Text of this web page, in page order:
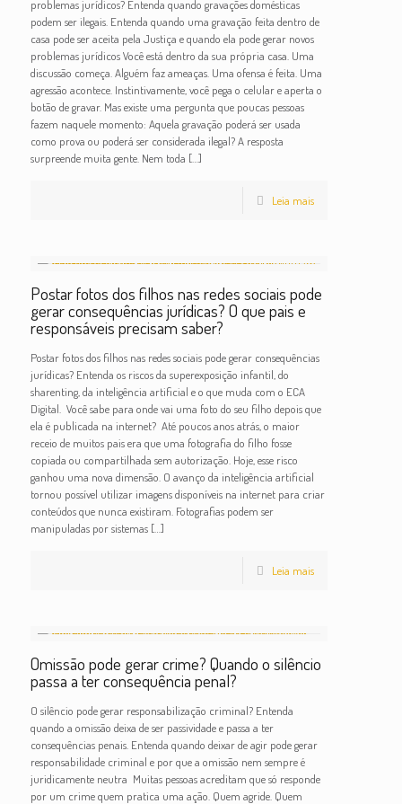
problemas jurídicos? Entenda quando gravações domésticas
podem ser ilegais. Entenda quando uma gravação feita dentro de
casa pode ser aceita pela Justiça e quando ela pode gerar novos
problemas jurídicos Você está dentro da sua própria casa. Uma
discussão começa. Alguém faz ameaças. Uma ofensa é feita. Uma
agressão acontece. Instintivamente, você pega o celular e aperta o
botão de gravar. Mas existe uma pergunta que poucas pessoas
fazem naquele momento: Aquela gravação poderá ser usada
como prova ou poderá ser considerada ilegal? A resposta
surpreende muita gente. Nem toda […]
Leia mais
Postar fotos dos filhos nas redes sociais pode
gerar consequências jurídicas? O que pais e
responsáveis precisam saber?
Postar fotos dos filhos nas redes sociais pode gerar consequências
jurídicas? Entenda os riscos da superexposição infantil, do
sharenting, da inteligência artificial e o que muda com o ECA
Digital. Você sabe para onde vai uma foto do seu filho depois que
ela é publicada na internet? Até poucos anos atrás, o maior
receio de muitos pais era que uma fotografia do filho fosse
copiada ou compartilhada sem autorização. Hoje, esse risco
ganhou uma nova dimensão. O avanço da inteligência artificial
tornou possível utilizar imagens disponíveis na internet para criar
conteúdos que nunca existiram. Fotografias podem ser
manipuladas por sistemas[…]
Leia mais
Omissão pode gerar crime? Quando o silêncio
passa a ter consequência penal?
O silêncio pode gerar responsabilização criminal? Entenda
quando a omissão deixa de ser passividade e passa a ter
consequências penais. Entenda quando deixar de agir pode gerar
responsabilidade criminal e por que a omissão nem sempre é
juridicamente neutra Muitas pessoas acreditam que só responde
por um crime quem pratica uma ação. Quem agride. Quem